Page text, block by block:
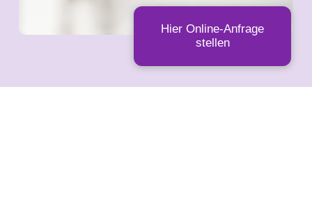
Hier Online-Anfrage
stellen